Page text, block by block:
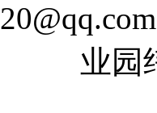
业园